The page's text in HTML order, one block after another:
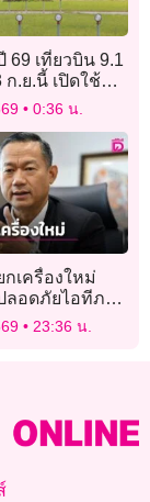
69 เที่ยวบิน 9.1
.ย.นี้ เปิดใช้
“ไทย-จีน”
0:36 น.
กเครื่องใหม่
ลอดภัยไอทีภาค
ป้องกันข้อมูล
23:36 น.